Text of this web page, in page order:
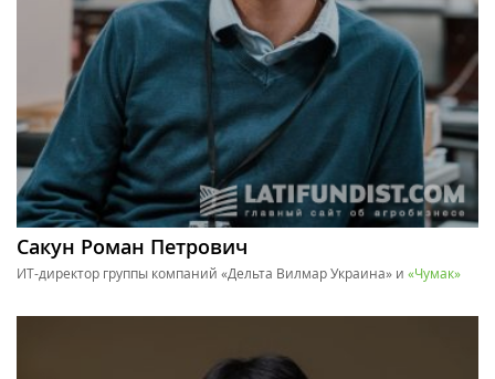
Сакун Роман Петрович
ИТ-директор группы компаний «Дельта Вилмар Украина» и «Чумак»